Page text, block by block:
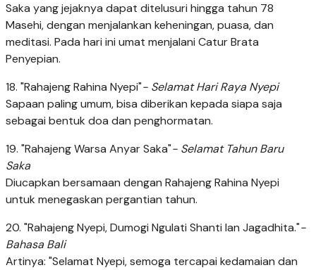
Saka yang jejaknya dapat ditelusuri hingga tahun 78
Masehi, dengan menjalankan keheningan, puasa, dan
meditasi. Pada hari ini umat menjalani Catur Brata
Penyepian.
18. "Rahajeng Rahina Nyepi"- Selamat Hari Raya Nyepi
Sapaan paling umum, bisa diberikan kepada siapa saja
sebagai bentuk doa dan penghormatan.
19. "Rahajeng Warsa Anyar Saka"- Selamat Tahun Baru
Saka
Diucapkan bersamaan dengan Rahajeng Rahina Nyepi
untuk menegaskan pergantian tahun.
20. "Rahajeng Nyepi, Dumogi Ngulati Shanti lan Jagadhita."-
Bahasa Bali
Artinya: "Selamat Nyepi, semoga tercapai kedamaian dan